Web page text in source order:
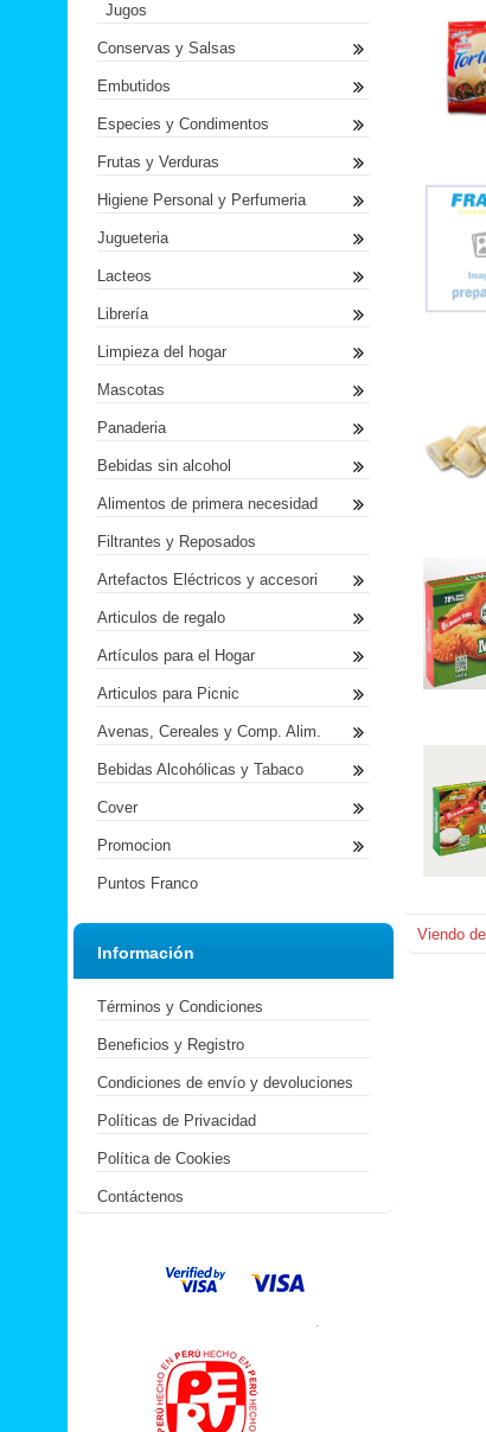
Viendo del
Jugos
Conservas y Salsas
Embutidos
Especies y Condimentos
Frutas y Verduras
Higiene Personal y Perfumeria
Jugueteria
Lacteos
Librería
Limpieza del hogar
Mascotas
Panaderia
Bebidas sin alcohol
Alimentos de primera necesidad
Filtrantes y Reposados
Artefactos Eléctricos y accesori
Articulos de regalo
Artículos para el Hogar
Articulos para Picnic
Avenas, Cereales y Comp. Alim.
Bebidas Alcohólicas y Tabaco
Cover
Promocion
Puntos Franco
Información
Términos y Condiciones
Beneficios y Registro
Condiciones de envío y devoluciones
Políticas de Privacidad
Política de Cookies
Contáctenos
.